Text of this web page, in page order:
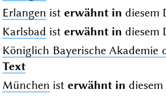
Erlangen ist erwähnt in diesem
Karlsbad ist erwähnt in diesem
Königlich Bayerische Akademie
Text
München ist erwähnt in